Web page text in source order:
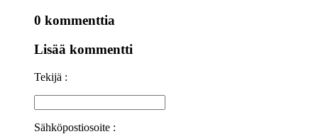
0 kommenttia
Lisää kommentti
Tekijä :
Sähköpostiosoite :